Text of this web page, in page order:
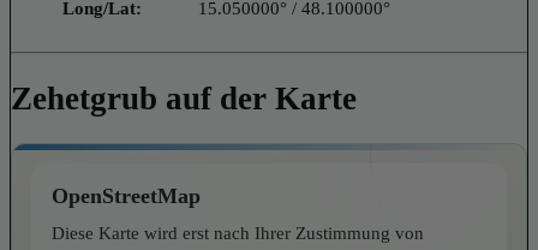
Long/Lat: 15.050000° / 48.100000°
Zehetgrub auf der Karte
OpenStreetMap
Diese Karte wird erst nach Ihrer Zustimmung von